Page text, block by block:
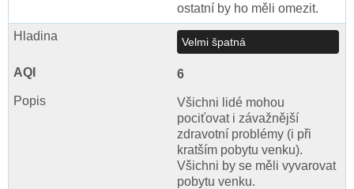
ostatní by ho měli omezit.
Velmi špatná
6
Všichni lidé mohou
pociťovat i závažnější
zdravotní problémy (i při
kratším pobytu venku).
Všichni by se měli vyvarovat
pobytu venku.